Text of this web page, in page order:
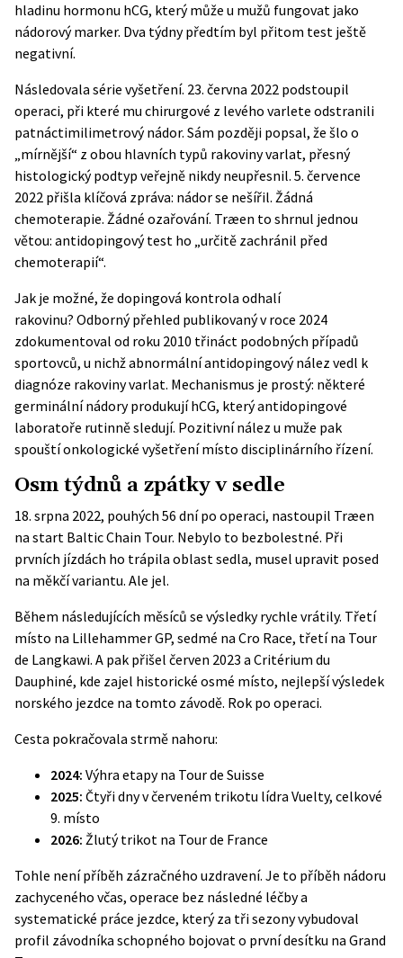
hladinu hormonu hCG, který může u mužů fungovat jako
nádorový marker. Dva týdny předtím byl přitom test ještě
negativní.
Následovala série vyšetření. 23. června 2022 podstoupil
operaci, při které mu chirurgové z levého varlete odstranili
patnáctimilimetrový nádor. Sám později popsal, že šlo o
„mírnější“ z obou hlavních typů rakoviny varlat, přesný
histologický podtyp veřejně nikdy neupřesnil. 5. července
2022 přišla klíčová zpráva: nádor se nešířil. Žádná
chemoterapie. Žádné ozařování. Træen to shrnul jednou
větou: antidopingový test ho „určitě zachránil před
chemoterapií“.
Jak je možné, že dopingová kontrola odhalí
rakovinu? Odborný přehled publikovaný v roce 2024
zdokumentoval od roku 2010 třináct podobných případů
sportovců, u nichž abnormální antidopingový nález vedl k
diagnóze rakoviny varlat. Mechanismus je prostý: některé
germinální nádory produkují hCG, který antidopingové
laboratoře rutinně sledují. Pozitivní nález u muže pak
spouští onkologické vyšetření místo disciplinárního řízení.
Osm týdnů a zpátky v sedle
18. srpna 2022, pouhých 56 dní po operaci, nastoupil Træen
na start Baltic Chain Tour. Nebylo to bezbolestné. Při
prvních jízdách ho trápila oblast sedla, musel upravit posed
na měkčí variantu. Ale jel.
Během následujících měsíců se výsledky rychle vrátily. Třetí
místo na Lillehammer GP, sedmé na Cro Race, třetí na Tour
de Langkawi. A pak přišel červen 2023 a Critérium du
Dauphiné, kde zajel historické osmé místo, nejlepší výsledek
norského jezdce na tomto závodě. Rok po operaci.
Cesta pokračovala strmě nahoru:
2024: Výhra etapy na Tour de Suisse
2025: Čtyři dny v červeném trikotu lídra Vuelty, celkové
9. místo
2026: Žlutý trikot na Tour de France
Tohle není příběh zázračného uzdravení. Je to příběh nádoru
zachyceného včas, operace bez následné léčby a
systematické práce jezdce, který za tři sezony vybudoval
profil závodníka schopného bojovat o první desítku na Grand